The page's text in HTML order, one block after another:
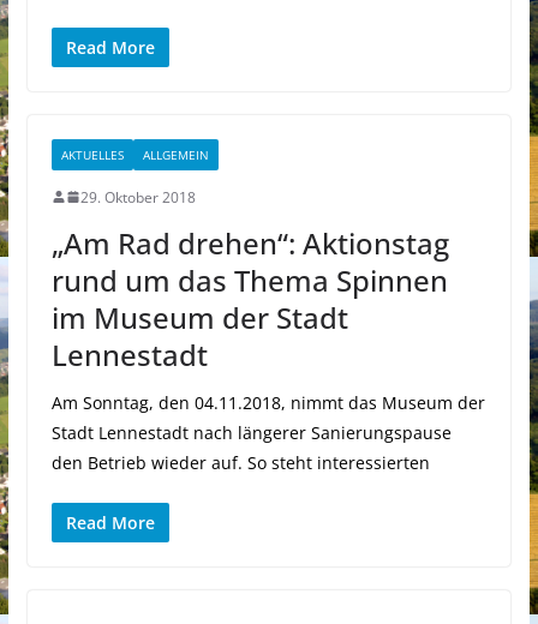
Read More
AKTUELLES ALLGEMEIN
29. Oktober 2018
„Am Rad drehen“: Aktionstag
rund um das Thema Spinnen
im Museum der Stadt
Lennestadt
Am Sonntag, den 04.11.2018, nimmt das Museum der
Stadt Lennestadt nach längerer Sanierungspause
den Betrieb wieder auf. So steht interessierten
Read More